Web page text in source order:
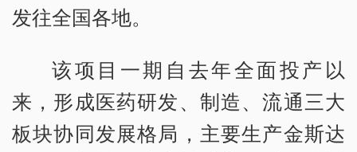
发往全国各地。
该项目一期自去年全面投产以
来，形成医药研发、制造、流通三大
板块协同发展格局，主要生产金斯达